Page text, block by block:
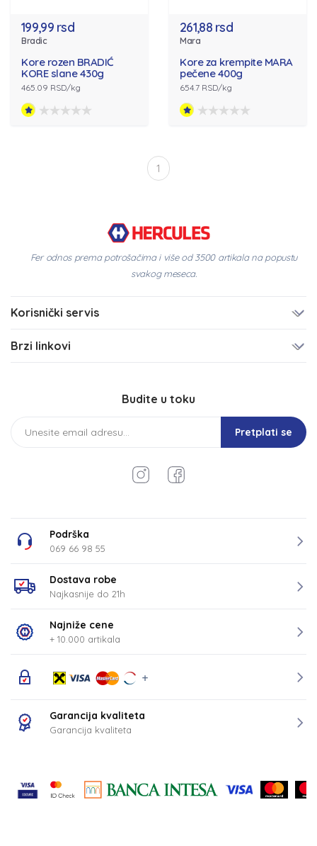
199,99 rsd
Bradic
Kore rozen BRADIĆ
KORE slane 430g
465.09 RSD/kg
261,88 rsd
Mara
Kore za krempite MARA
pečene 400g
654.7 RSD/kg
1
Fer odnos prema potrošačima i više od 3500 artikala na popustu
svakog meseca.
Korisnički servis
Brzi linkovi
Budite u toku
Pretplati se
Podrška
069 66 98 55
Dostava robe
Najkasnije do 21h
Najniže cene
+ 10.000 artikala
Garancija kvaliteta
Garancija kvaliteta